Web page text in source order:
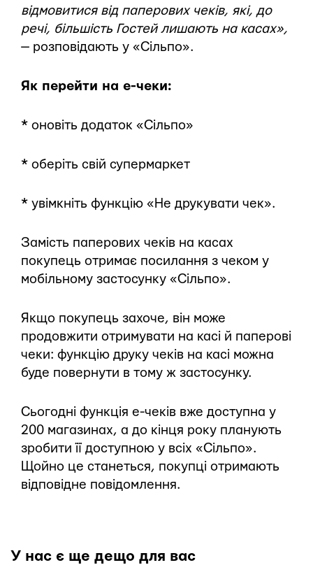
відмовитися від паперових чеків, які, до
речі, більшість Гостей лишають на касах»,
— розповідають у «Сільпо».
Як перейти на е-чеки:
* оновіть додаток «Сільпо»
* оберіть свій супермаркет
* увімкніть функцію «Не друкувати чек».
Замість паперових чеків на касах
покупець отримає посилання з чеком у
мобільному застосунку «Сільпо».
Якщо покупець захоче, він може
продовжити отримувати на касі й паперові
чеки: функцію друку чеків на касі можна
буде повернути в тому ж застосунку.
Сьогодні функція е-чеків вже доступна у
200 магазинах, а до кінця року планують
зробити її доступною у всіх «Сільпо».
Щойно це станеться, покупці отримають
відповідне повідомлення.
У нас є ще дещо для вас